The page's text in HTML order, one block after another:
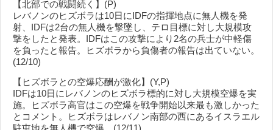
【北部での戦闘続く】(P)
レバノンのヒズボラは10日にIDFの指揮地点に無人機を発
射、IDFは2台の無人機を撃墜し、テロ目標に対し大規模攻
撃をしたと発表。IDFはこの攻撃により2名の兵士が中軽傷
を負ったと報告。ヒズボラから負傷者の報告は出ていない。
(12/10)
【ヒズボラとの空爆応酬が激化】(Y,P)
IDFは10日にレバノンのヒズボラ標的に対し大規模空爆を実
施。ヒズボラ高官はこの空爆を戦争開始以来最も激しかった
とコメント。ヒズボラはレバノン南部の西にあるイスラエル
駐屯地を無人機で空爆。(12/11)